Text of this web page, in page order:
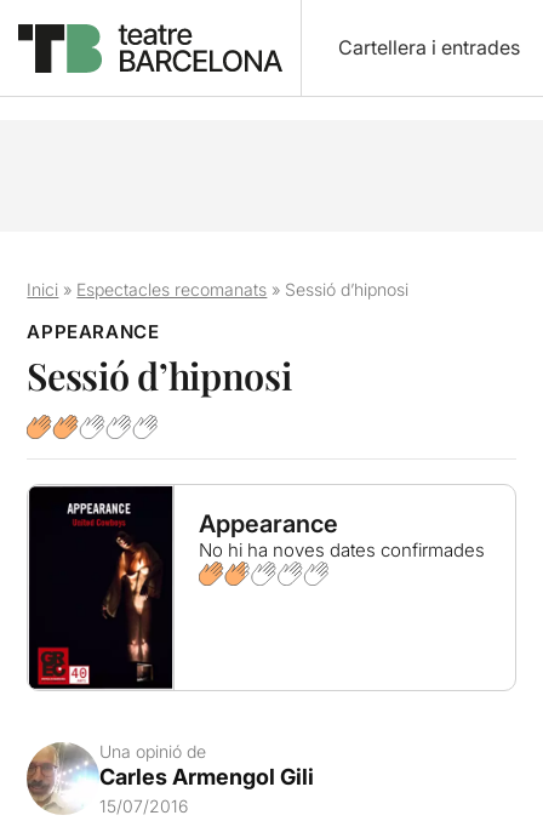
Cartellera i entrades
Inici » Espectacles recomanats » Sessió d’hipnosi
APPEARANCE
Sessió d’hipnosi
Appearance
No hi ha noves dates confirmades
Una opinió de
Carles Armengol Gili
15/07/2016